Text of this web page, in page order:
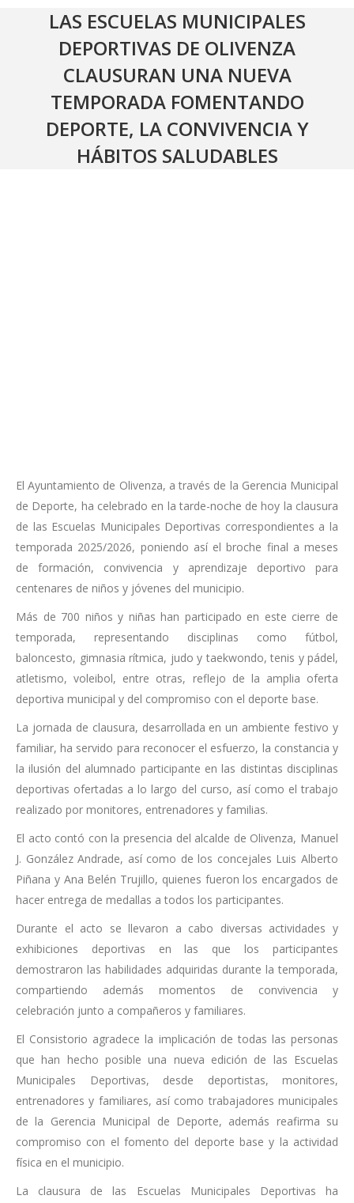
LAS ESCUELAS MUNICIPALES
DEPORTIVAS DE OLIVENZA
CLAUSURAN UNA NUEVA
TEMPORADA FOMENTANDO
DEPORTE, LA CONVIVENCIA Y
HÁBITOS SALUDABLES
El Ayuntamiento de Olivenza, a través de la Gerencia Municipal
de Deporte, ha celebrado en la tarde-noche de hoy la clausura
de las Escuelas Municipales Deportivas correspondientes a la
temporada 2025/2026, poniendo así el broche final a meses
de formación, convivencia y aprendizaje deportivo para
centenares de niños y jóvenes del municipio.
Más de 700 niños y niñas han participado en este cierre de
temporada, representando disciplinas como fútbol,
baloncesto, gimnasia rítmica, judo y taekwondo, tenis y pádel,
atletismo, voleibol, entre otras, reflejo de la amplia oferta
deportiva municipal y del compromiso con el deporte base.
La jornada de clausura, desarrollada en un ambiente festivo y
familiar, ha servido para reconocer el esfuerzo, la constancia y
la ilusión del alumnado participante en las distintas disciplinas
deportivas ofertadas a lo largo del curso, así como el trabajo
realizado por monitores, entrenadores y familias.
El acto contó con la presencia del alcalde de Olivenza, Manuel
J. González Andrade, así como de los concejales Luis Alberto
Piñana y Ana Belén Trujillo, quienes fueron los encargados de
hacer entrega de medallas a todos los participantes.
Durante el acto se llevaron a cabo diversas actividades y
exhibiciones deportivas en las que los participantes
demostraron las habilidades adquiridas durante la temporada,
compartiendo además momentos de convivencia y
celebración junto a compañeros y familiares.
El Consistorio agradece la implicación de todas las personas
que han hecho posible una nueva edición de las Escuelas
Municipales Deportivas, desde deportistas, monitores,
entrenadores y familiares, así como trabajadores municipales
de la Gerencia Municipal de Deporte, además reafirma su
compromiso con el fomento del deporte base y la actividad
física en el municipio.
La clausura de las Escuelas Municipales Deportivas ha